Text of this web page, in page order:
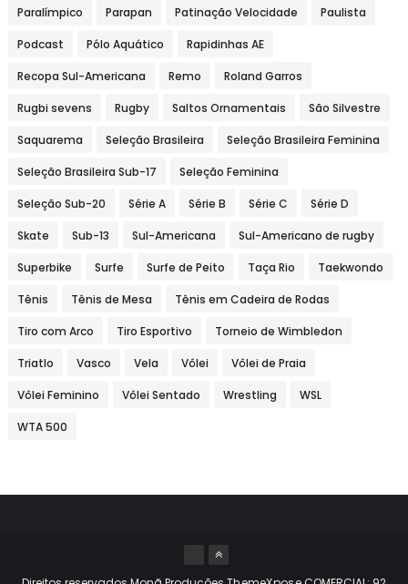
Paralímpico Parapan Patinação Velocidade Paulista
Podcast Pólo Aquático Rapidinhas AE
Recopa Sul-Americana Remo Roland Garros
Rugbi sevens Rugby Saltos Ornamentais São Silvestre
Saquarema Seleção Brasileira Seleção Brasileira Feminina
Seleção Brasileira Sub-17 Seleção Feminina
Seleção Sub-20 Série A Série B Série C Série D
Skate Sub-13 Sul-Americana Sul-Americano de rugby
Superbike Surfe Surfe de Peito Taça Rio Taekwondo
Tênis Tênis de Mesa Tênis em Cadeira de Rodas
Tiro com Arco Tiro Esportivo Torneio de Wimbledon
Triatlo Vasco Vela Vôlei Vôlei de Praia
Vôlei Feminino Vôlei Sentado Wrestling WSL
WTA 500